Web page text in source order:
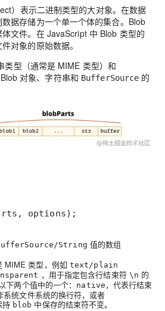
）表示二进制类型的大对象。在数据
据存储为一个单一个体的集合。Blob
文件。在 JavaScript 中 Blob 类型的
对象的原始数据。
类型（通常是 MIME 类型）和
对象、字符串和 BufferSource 的
options);
String 值的数组
MIME 类型，例如 text/plain
，用于指定包含行结束符 \n 的
两个值中的一个：
native ，代表行结束
统文件系统的换行符，或者
持 blob 中保存的结束符不变。